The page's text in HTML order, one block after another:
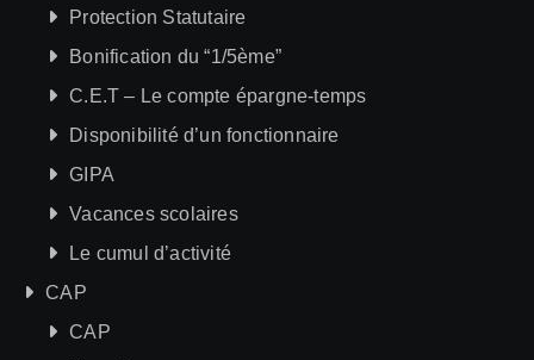
Protection Statutaire
Bonification du “1/5ème”
C.E.T – Le compte épargne-temps
Disponibilité d’un fonctionnaire
GIPA
Vacances scolaires
Le cumul d’activité
CAP
CAP